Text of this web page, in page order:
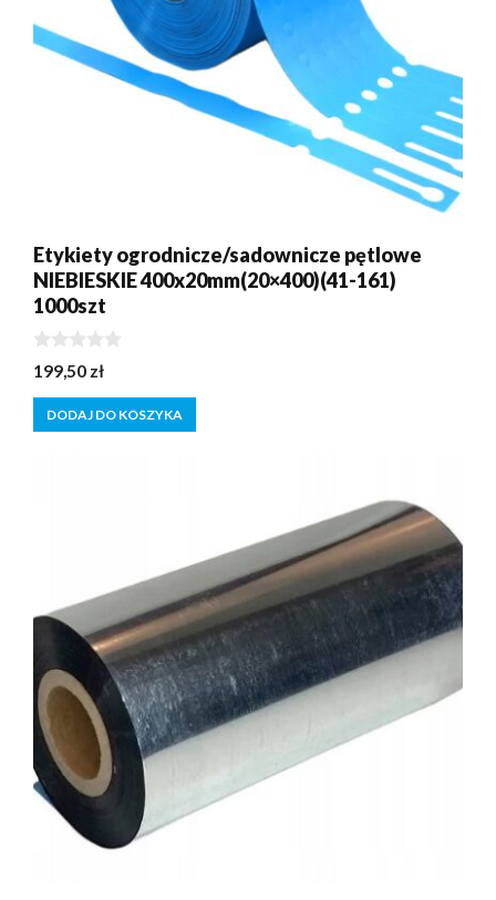
Etykiety ogrodnicze/sadownicze pętlowe
NIEBIESKIE 400x20mm(20×400)(41-161)
1000szt
0
z
5
199,50 zł
DODAJ DO KOSZYKA